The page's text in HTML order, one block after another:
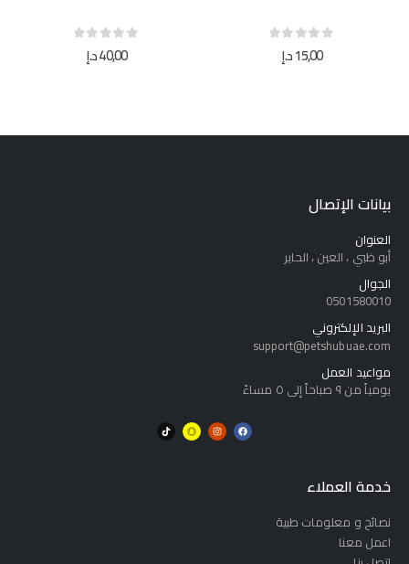
out of 5
15,00د.إ out of 5
40,00د.إ
بيانات الإتصال
العنوان
أبو ظبي ، العين ، الحاير
الجوال
0501580010
البريد الإلكتروني
support@petshubuae.com
مواعيد العمل
يومياً من ٩ صباحاً إلى ٥ مساءً
خدمة العملاء
نصائح و معلومات طبية
اعمل معنا